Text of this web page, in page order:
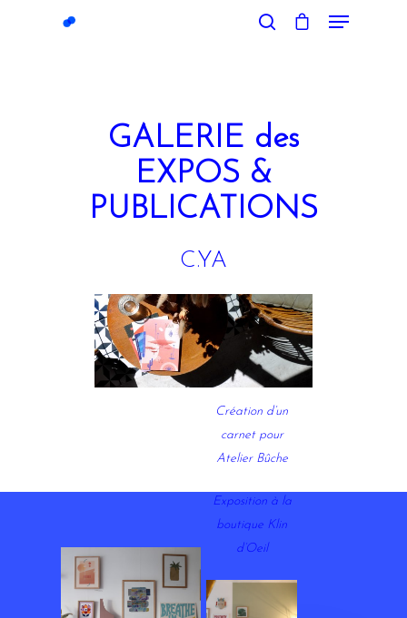
GALERIE des
EXPOS &
PUBLICATIONS
C.YA
Création d’un
carnet pour
Atelier Bûche
Exposition à la
boutique Klin
d’Oeil